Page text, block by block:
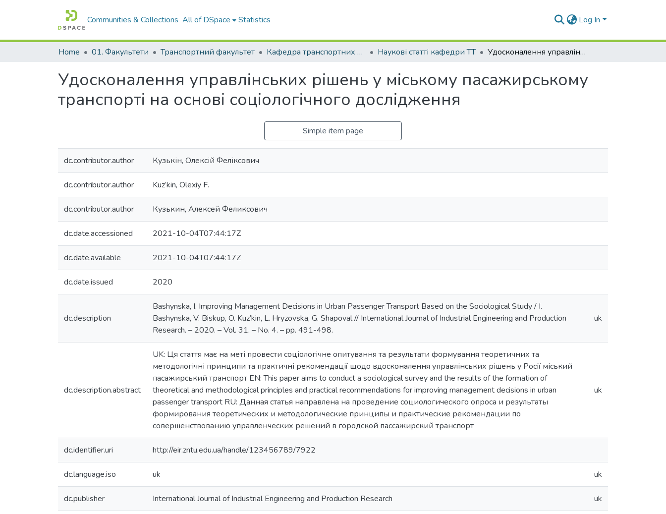
Communities & Collections All of DSpace Statistics Log In
Home 01. Факультети Транспортний факультет Кафедра транспортних технологій (Кафедра ТТ) Наукові статті кафедри ТТ Удосконалення управлінських рішень у міському пасажирському транспорті на основі соціологічного дослідження
Удосконалення управлінських рішень у міському пасажирському
транспорті на основі соціологічного дослідження
Simple item page
dc.contributor.author Кузькін, Олексій Феліксович
dc.contributor.author Kuz’kin, Olexiy F.
dc.contributor.author Кузькин, Алексей Феликсович
dc.date.accessioned 2021-10-04T07:44:17Z
dc.date.available 2021-10-04T07:44:17Z
dc.date.issued 2020
dc.description
Bashynska, I. Improving Management Decisions in Urban Passenger Transport Based on the Sociological Study / I.
Bashynska, V. Biskup, O. Kuz’kin, L. Hryzovska, G. Shapoval // International Journal of Industrial Engineering and Production
Research. – 2020. – Vol. 31. – No. 4. – pp. 491-498.
uk
dc.description.abstract
UK: Ця стаття має на меті провести соціологічне опитування та результати формування теоретичних та
методологічні принципи та практичні рекомендації щодо вдосконалення управлінських рішень у Росії міський
пасажирський транспорт EN: This paper aims to conduct a sociological survey and the results of the formation of
theoretical and methodological principles and practical recommendations for improving management decisions in urban
passenger transport RU: Данная статья направлена на проведение социологического опроса и результаты
формирования теоретических и методологические принципы и практические рекомендации по
совершенствованию управленческих решений в городской пассажирский транспорт
uk
dc.identifier.uri http://eir.zntu.edu.ua/handle/123456789/7922
dc.language.iso uk uk
dc.publisher International Journal of Industrial Engineering and Production Research uk